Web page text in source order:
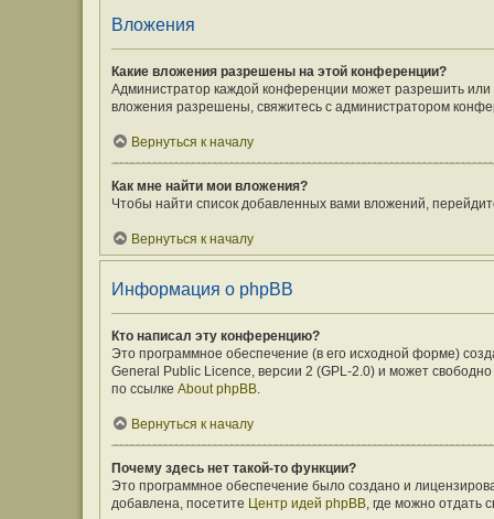
Вложения
Какие вложения разрешены на этой конференции?
Администратор каждой конференции может разрешить
вложения разрешены, свяжитесь с администратором
Вернуться к началу
Как мне найти мои вложения?
Чтобы найти список добавленных вами вложений,
Вернуться к началу
Информация о phpBB
Кто написал эту конференцию?
Это программное обеспечение (в его исходной форме)
General Public Licence, версии 2 (GPL-2.0) и может
по ссылке About phpBB.
Вернуться к началу
Почему здесь нет такой-то функции?
Это программное обеспечение было создано и
добавлена, посетите Центр идей phpBB, где можно отдать